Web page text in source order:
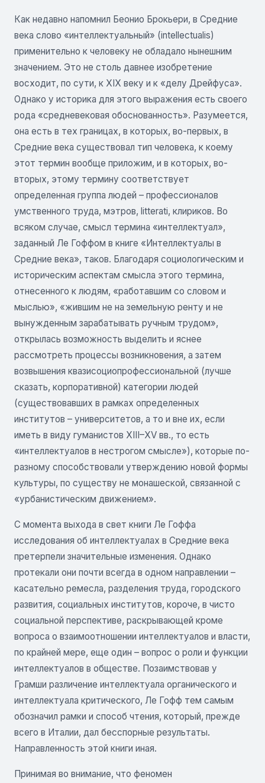
Как недавно напомнил Беонио Брокьери, в Средние
века слово «интеллектуальный» (intellectualis)
применительно к человеку не обладало нынешним
значением. Это не столь давнее изобретение
восходит, по сути, к XIX веку и к «делу Дрейфуса».
Однако у историка для этого выражения есть своего
рода «средневековая обоснованность». Разумеется,
она есть в тех границах, в которых, во-первых, в
Средние века существовал тип человека, к коему
этот термин вообще приложим, и в которых, во-
вторых, этому термину соответствует
определенная группа людей – профессионалов
умственного труда, мэтров, litterati, клириков. Во
всяком случае, смысл термина «интеллектуал»,
заданный Ле Гоффом в книге «Интеллектуалы в
Средние века», таков. Благодаря социологическим и
историческим аспектам смысла этого термина,
отнесенного к людям, «работавшим со словом и
мыслью», «жившим не на земельную ренту и не
вынужденным зарабатывать ручным трудом»,
открылась возможность выделить и яснее
рассмотреть процессы возникновения, а затем
возвышения квазисоциопрофессиональной (лучше
сказать, корпоративной) категории людей
(существовавших в рамках определенных
институтов – университетов, а то и вне их, если
иметь в виду гуманистов XIII–XV вв., то есть
«интеллектуалов в нестрогом смысле»), которые по-
разному способствовали утверждению новой формы
культуры, по существу не монашеской, связанной с
«урбанистическим движением».
С момента выхода в свет книги Ле Гоффа
исследования об интеллектуалах в Средние века
претерпели значительные изменения. Однако
протекали они почти всегда в одном направлении –
касательно ремесла, разделения труда, городского
развития, социальных институтов, короче, в чисто
социальной перспективе, раскрывающей кроме
вопроса о взаимоотношении интеллектуалов и власти,
по крайней мере, еще один – вопрос о роли и функции
интеллектуалов в обществе. Позаимствовав у
Грамши различение интеллектуала органического и
интеллектуала критического, Ле Гофф тем самым
обозначил рамки и способ чтения, который, прежде
всего в Италии, дал бесспорные результаты.
Направленность этой книги иная.
Принимая во внимание, что феномен